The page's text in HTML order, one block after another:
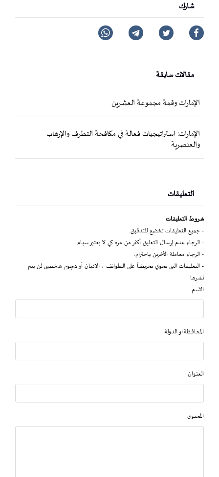
شارك
مقالات سابقة
الإمارات وقمة مجموعة العشرين
الإمارات: استراتيجيات فعالة في مكافحة التطرف والإرهاب
والعنصرية
التعليقات
شروط التعليقات
- جميع التعليقات تخضع للتدقيق.
- الرجاء عدم إرسال التعليق أكثر من مرة كي لا يعتبر سبام
- الرجاء معاملة الآخرين باحترام.
- التعليقات التي تحوي تحريضاً على الطوائف ، الاديان أو هجوم شخصي لن يتم
نشرها
الاسم
المحافظة او الدولة
العنوان
المحتوى